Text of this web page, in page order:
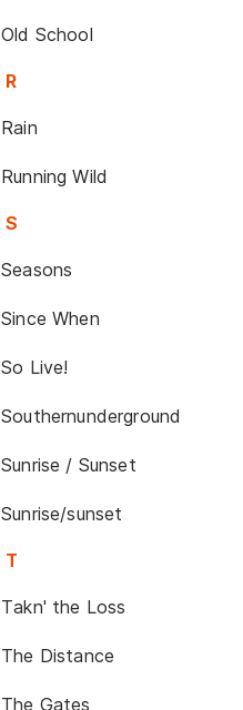
Old School
R
Rain
Running Wild
S
Seasons
Since When
So Live!
Southernunderground
Sunrise / Sunset
Sunrise/sunset
T
Takn' the Loss
The Distance
The Gates